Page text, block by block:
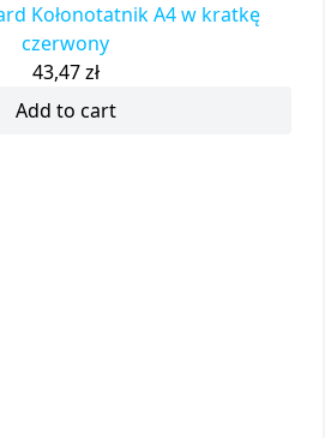
Kołonotatnik A4 w kratkę
czerwony
43,47zł
Add to cart